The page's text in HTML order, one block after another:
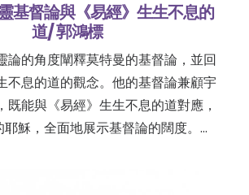
基督論與《易經》生生不息的
道/ 郭鴻標
論的角度闡釋莫特曼的基督論，並回
不息的道的觀念。他的基督論兼顧宇
既能與《易經》生生不息的道對應，
穌，全面地展示基督論的闊度。…